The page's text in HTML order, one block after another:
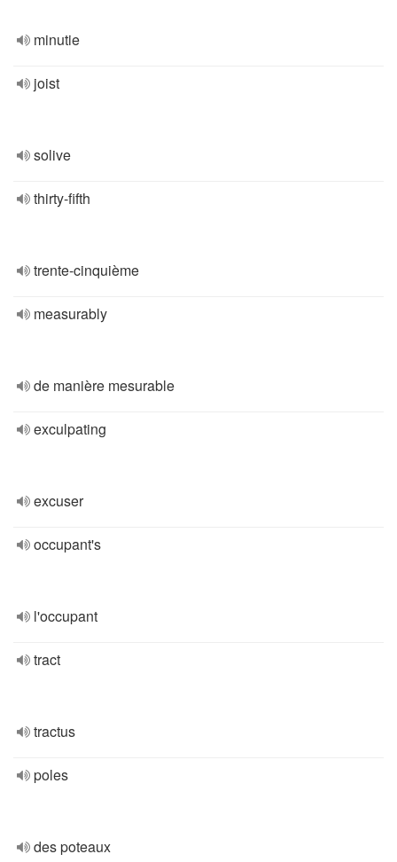
minutie
joist
solive
thirty-fifth
trente-cinquième
measurably
de manière mesurable
exculpating
excuser
occupant's
l'occupant
tract
tractus
poles
des poteaux